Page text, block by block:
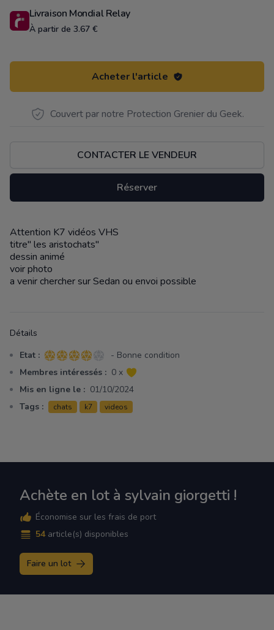
Livraison Mondial Relay
À partir de 3.67 €
Acheter l'article
Couvert par notre Protection Grenier du Geek.
CONTACTER LE VENDEUR
Réserver
Description
Attention K7 vidéos VHS
titre" les aristochats"
dessin animé
voir photo
a venir chercher sur Sedan ou envoi possible
Détails
Etat : 4 sur 5 étoiles
- Bonne condition
Membres intéressés : 0 x
Mis en ligne le : 01/10/2024
Tags :
chats k7 videos
Achète en lot à sylvain giorgetti !
Économise sur les frais de port
54 article(s) disponibles
Faire un lot